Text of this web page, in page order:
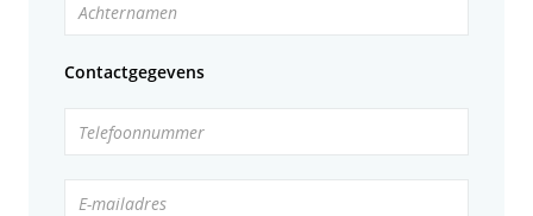
Achternamen
Contactgegevens
Telefoonnummer
E-mailadres